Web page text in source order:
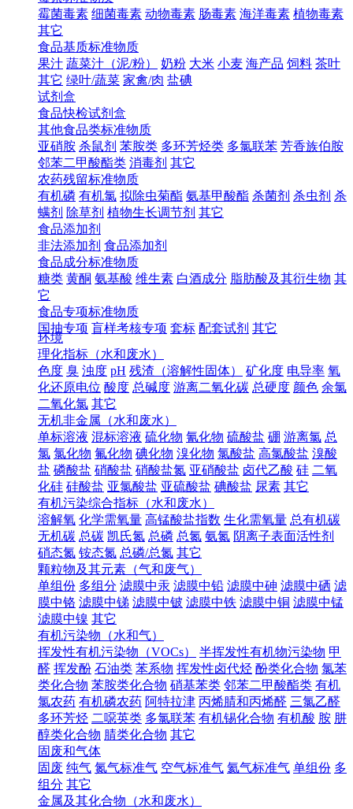
霉菌毒素 细菌毒素 动物毒素 肠毒素 海洋毒素 植物毒素
其它
食品基质标准物质
果汁 蔬菜汁（泥/粉） 奶粉 大米 小麦 海产品 饲料 茶叶
其它 绿叶/蔬菜 家禽/肉 盐碘
试剂盒
食品快检试剂盒
其他食品类标准物质
亚硝胺 杀鼠剂 苯胺类 多环芳烃类 多氯联苯 芳香族伯胺
邻苯二甲酸酯类 消毒剂 其它
农药残留标准物质
有机磷 有机氯 拟除虫菊酯 氨基甲酸酯 杀菌剂 杀虫剂 杀
螨剂 除草剂 植物生长调节剂 其它
食品添加剂
非法添加剂 食品添加剂
食品成分标准物质
糖类 黄酮 氨基酸 维生素 白酒成分 脂肪酸及其衍生物 其
它
食品专项标准物质
国抽专项 盲样考核专项 套标 配套试剂 其它
环境
理化指标（水和废水）
色度 臭 浊度 pH 残渣（溶解性固体） 矿化度 电导率 氧
化还原电位 酸度 总碱度 游离二氧化碳 总硬度 颜色 余氯
二氧化氯 其它
无机非金属（水和废水）
单标溶液 混标溶液 硫化物 氰化物 硫酸盐 硼 游离氯 总
氯 氯化物 氟化物 碘化物 溴化物 氯酸盐 高氯酸盐 溴酸
盐 磷酸盐 硝酸盐 硝酸盐氮 亚硝酸盐 卤代乙酸 硅 二氧
化硅 硅酸盐 亚氯酸盐 亚硫酸盐 碘酸盐 尿素 其它
有机污染综合指标（水和废水）
溶解氧 化学需氧量 高锰酸盐指数 生化需氧量 总有机碳
无机碳 总碳 凯氏氮 总磷 总氮 氨氮 阴离子表面活性剂
硝态氮 铵态氮 总磷/总氮 其它
颗粒物及其元素（气和废气）
单组份 多组分 滤膜中汞 滤膜中铅 滤膜中砷 滤膜中硒 滤
膜中铬 滤膜中锑 滤膜中铍 滤膜中铁 滤膜中铜 滤膜中锰
滤膜中镍 其它
有机污染物（水和气）
挥发性有机污染物（VOCs）
半挥发性有机物污染物 甲
醛 挥发酚 石油类 苯系物 挥发性卤代烃 酚类化合物 氯苯
类化合物 苯胺类化合物 硝基苯类 邻苯二甲酸酯类 有机
氯农药 有机磷农药 阿特拉津 丙烯腈和丙烯醛 三氯乙醛
多环芳烃 二噁英类 多氯联苯 有机锡化合物 有机酸 胺 肼
醇类化合物 腈类化合物 其它
固废和气体
固废 纯气 氮气标准气 空气标准气 氦气标准气 单组份 多
组分 其它
金属及其化合物（水和废水）